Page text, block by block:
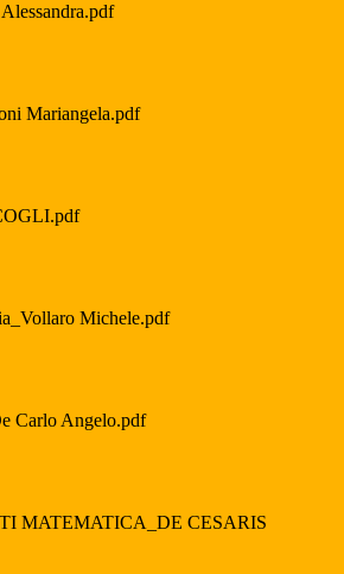
Mariangela.pdf
Michele.pdf
Carlo Angelo.pdf
MATEMATICA_DE CESARIS